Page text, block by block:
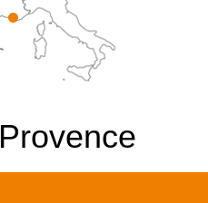
Provence